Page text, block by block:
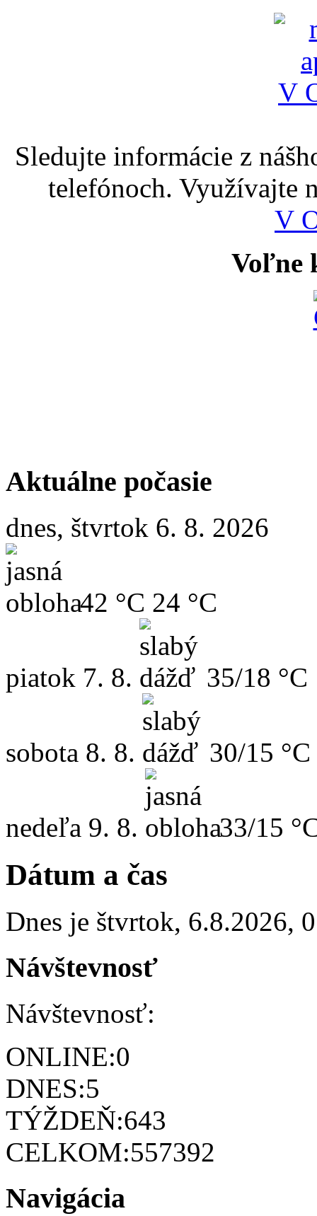
Sledujte informácie z
telefónoch. Využívajte
V
Voľne
Aktuálne počasie
dnes, štvrtok 6. 8. 2026
42 °C 24 °C
piatok 7. 8. 35/18 °C
sobota 8. 8. 30/15 °C
nedeľa 9. 8. 33/15
Dátum a čas
Dnes je štvrtok, 6.8.2026,
Návštevnosť
Návštevnosť:
ONLINE:0
DNES:5
TÝŽDEŇ:643
CELKOM:557392
Navigácia